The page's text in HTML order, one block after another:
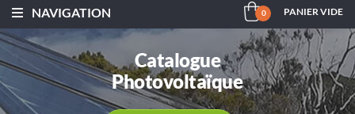
NAVIGATION 0 PANIER VIDE
Catalogue
Photovoltaïque